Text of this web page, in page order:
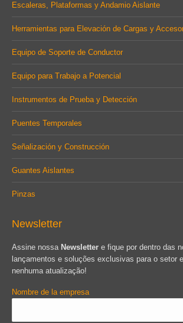
Escaleras, Plataformas y Andamio Aislante
Herramientas para Elevación de Cargas y
Equipo de Soporte de Conductor
Equipo para Trabajo a Potencial
Instrumentos de Prueba y Detección
Puentes Temporales
Señalización y Construcción
Guantes Aislantes
Pinzas
Newsletter
Assine nossa Newsletter e fique por dentro das
lançamentos e soluções exclusivas para o setor
nenhuma atualização!
Nombre de la empresa